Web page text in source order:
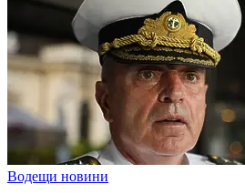
Водещи новини